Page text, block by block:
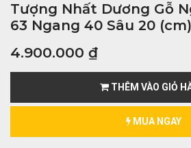
Tượng Nhất Dương Gỗ
63 Ngang 40 Sâu 20 (cm)
4.900.000 ₫
THÊM VÀO GIỎ
MUA NGAY